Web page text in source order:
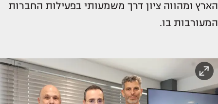
הארץ ומהווה ציון דרך משמעותי בפעילות החברות
המעורבות בו.